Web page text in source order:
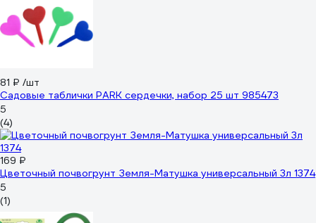
81 ₽ /шт
Садовые таблички PARK сердечки, набор 25 шт 985473
5
(4)
169 ₽
Цветочный почвогрунт Земля-Матушка универсальный 3л 1374
5
(1)